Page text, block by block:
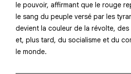
le pouvoir, affirmant que le rouge
le sang du peuple versé par les
devient la couleur de la révolte, des
et, plus tard, du socialisme et du
le monde.